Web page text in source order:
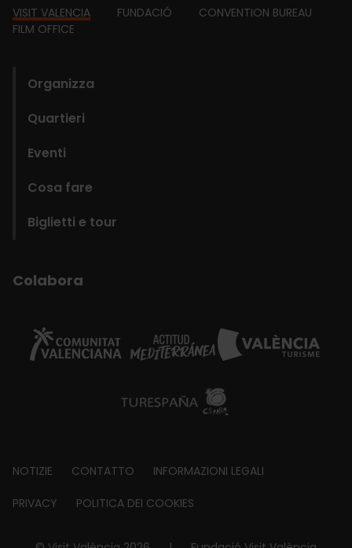
Footer
VISIT VALENCIA FUNDACIÓ
CONVENTION BUREAU
FILM OFFICE
Organizza
Quartieri
Eventi
Cosa fare
Biglietti e tour
Colabora
Footer
about
NOTIZIE CONTATTO INFORMAZIONI LEGALI
PRIVACY POLITICA DEI COOKIES